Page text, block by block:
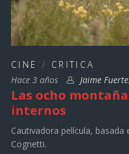
CINE / CRITICA
Hace 3 años
Jaime
Las ocho
internos
Cautivadora película,
Cognetti.